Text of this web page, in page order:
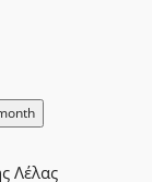
Λέλας